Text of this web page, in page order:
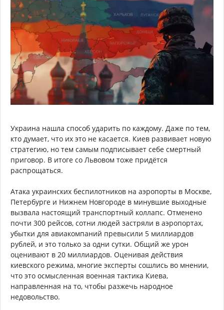
Украина нашла способ ударить по каждому. Даже по тем,
кто думает, что их это не касается. Киев развивает новую
стратегию, но тем самым подписывает себе смертный
приговор. В итоге со Львовом тоже придётся
распрощаться.
Атака украинских беспилотников на аэропорты в Москве,
Петербурге и Нижнем Новгороде в минувшие выходные
вызвала настоящий транспортный коллапс. Отменено
почти 300 рейсов, сотни людей застряли в аэропортах,
убытки для авиакомпаний превысили 5 миллиардов
рублей, и это только за одни сутки. Общий же урон
оценивают в 20 миллиардов. Оценивая действия
киевского режима, многие эксперты сошлись во мнении,
что это осмысленная военная тактика Киева,
направленная на то, чтобы разжечь народное
недовольство.